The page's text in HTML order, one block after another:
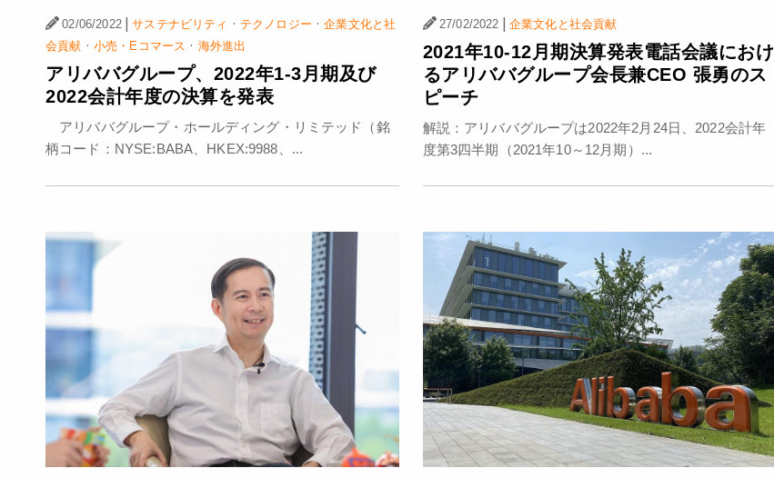
02/06/2022 | サステナビリティ · テクノロジー ·企業文化と社
会貢献 · 小売・Eコマース · 海外進出
アリババグループ、2022年1-3月期及び
2022会計年度の決算を発表
アリババグループ・ホールディング・リミテッド（銘
柄コード：NYSE:BABA、HKEX:9988、...
27/02/2022 | 企業文化と社会貢献
2021年10-12月期決算発表電話会議におけ
るアリババグループ会長兼CEO 張勇のス
ピーチ
解説：アリババグループは2022年2月24日、2022会計年
度第3四半期（2021年10～12月期）...